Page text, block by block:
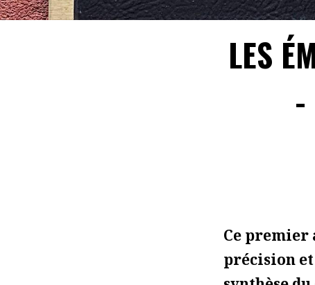
LES
-
Ce premier
précision et